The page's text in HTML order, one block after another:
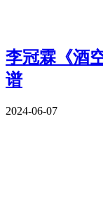
李冠霖《酒
谱
2024-06-07